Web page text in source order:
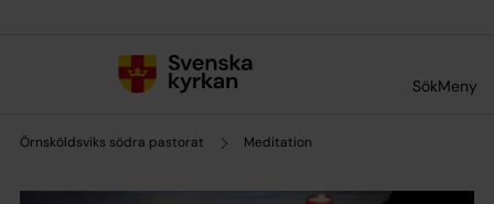
SökMeny
Örnsköldsviks södra pastorat Meditation